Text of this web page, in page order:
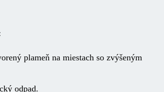
plameň na miestach so zvýšeným
odpad.